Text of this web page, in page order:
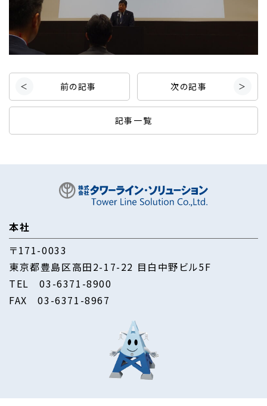
前の記事
記事一覧
次の記事
本社
〒171-0033
東京都豊島区高田2-17-22 目白中野ビル5F
TEL03-6371-8900
FAX 03-6371-8967